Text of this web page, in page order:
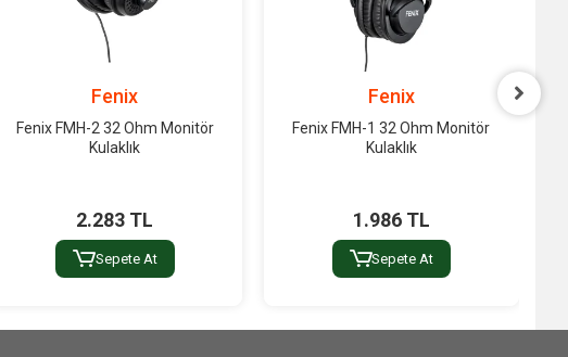
Fenix
Fenix FMH-2 32 Ohm Monitör
Kulaklık
2.283 TL
Sepete At
Fenix
Fenix FMH-1 32 Ohm Monitör
Kulaklık
1.986 TL
Sepete At